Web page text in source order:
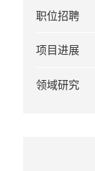
职位招聘
项目进展
领域研究